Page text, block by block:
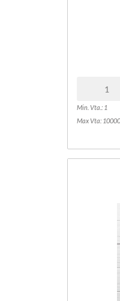
Min. Vta.: 1
Max Vta: